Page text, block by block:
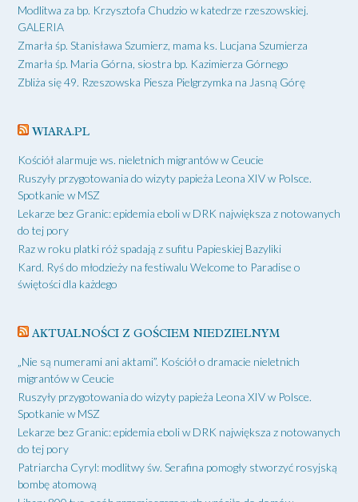
Modlitwa za bp. Krzysztofa Chudzio w katedrze rzeszowskiej.
GALERIA
Zmarła śp. Stanisława Szumierz, mama ks. Lucjana Szumierza
Zmarła śp. Maria Górna, siostra bp. Kazimierza Górnego
Zbliża się 49. Rzeszowska Piesza Pielgrzymka na Jasną Górę
WIARA.PL
Kościół alarmuje ws. nieletnich migrantów w Ceucie
Ruszyły przygotowania do wizyty papieża Leona XIV w Polsce.
Spotkanie w MSZ
Lekarze bez Granic: epidemia eboli w DRK największa z notowanych
do tej pory
Raz w roku platki róż spadają z sufitu Papieskiej Bazyliki
Kard. Ryś do młodzieży na festiwalu Welcome to Paradise o
świętości dla każdego
AKTUALNOŚCI Z GOŚCIEM NIEDZIELNYM
„Nie są numerami ani aktami”. Kościół o dramacie nieletnich
migrantów w Ceucie
Ruszyły przygotowania do wizyty papieża Leona XIV w Polsce.
Spotkanie w MSZ
Lekarze bez Granic: epidemia eboli w DRK największa z notowanych
do tej pory
Patriarcha Cyryl: modlitwy św. Serafina pomogły stworzyć rosyjską
bombę atomową